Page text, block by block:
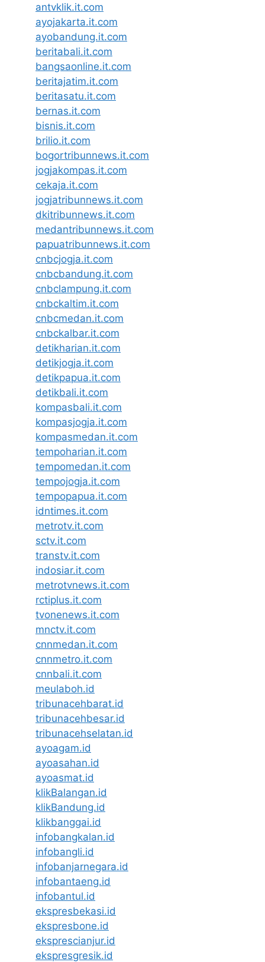
antvklik.it.com
ayojakarta.it.com
ayobandung.it.com
beritabali.it.com
bangsaonline.it.com
beritajatim.it.com
beritasatu.it.com
bernas.it.com
bisnis.it.com
brilio.it.com
bogortribunnews.it.com
jogjakompas.it.com
cekaja.it.com
jogjatribunnews.it.com
dkitribunnews.it.com
medantribunnews.it.com
papuatribunnews.it.com
cnbcjogja.it.com
cnbcbandung.it.com
cnbclampung.it.com
cnbckaltim.it.com
cnbcmedan.it.com
cnbckalbar.it.com
detikharian.it.com
detikjogja.it.com
detikpapua.it.com
detikbali.it.com
kompasbali.it.com
kompasjogja.it.com
kompasmedan.it.com
tempoharian.it.com
tempomedan.it.com
tempojogja.it.com
tempopapua.it.com
idntimes.it.com
metrotv.it.com
sctv.it.com
transtv.it.com
indosiar.it.com
metrotvnews.it.com
rctiplus.it.com
tvonenews.it.com
mnctv.it.com
cnnmedan.it.com
cnnmetro.it.com
cnnbali.it.com
meulaboh.id
tribunacehbarat.id
tribunacehbesar.id
tribunacehselatan.id
ayoagam.id
ayoasahan.id
ayoasmat.id
klikBalangan.id
klikBandung.id
klikbanggai.id
infobangkalan.id
infobangli.id
infobanjarnegara.id
infobantaeng.id
infobantul.id
ekspresbekasi.id
ekspresbone.id
eksprescianjur.id
ekspresgresik.id